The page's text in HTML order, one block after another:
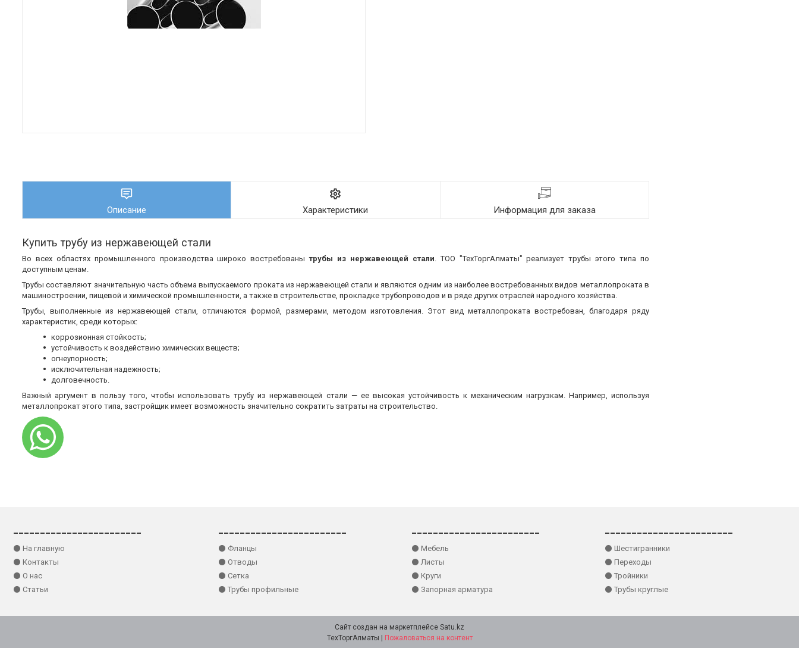
Описание Характеристики Информация для заказа
Купить трубу из нержавеющей стали
Во всех областях промышленного производства широко востребованытрубы из нержавеющей стали. ТОО "ТехТоргАлматы" реализует трубы этого типа по
доступным ценам.
Трубы составляют значительную часть объема выпускаемого проката из нержавеющей стали и являются одним из наиболее востребованных видов металлопроката в
машиностроении, пищевой и химической промышленности, а также в строительстве, прокладке трубопроводов и в ряде других отраслей народного хозяйства.
Трубы, выполненные из нержавеющей стали, отличаются формой, размерами, методом изготовления. Этот вид металлопроката востребован, благодаря ряду
характеристик, среди которых:
коррозионная стойкость;
устойчивость к воздействию химических веществ;
огнеупорность;
исключительная надежность;
долговечность.
Важный аргумент в пользу того, чтобы использовать трубу из нержавеющей стали — ее высокая устойчивость к механическим нагрузкам. Например, используя
металлопрокат этого типа, застройщик имеет возможность значительно сократить затраты на строительство.
⚫ На главную
⚫ Контакты
⚫ О нас
⚫ Статьи
⚫ Фланцы
⚫ Отводы
⚫ Сетка
⚫ Трубы профильные
⚫ Мебель
⚫ Листы
⚫ Круги
⚫ Запорная арматура
⚫ Шестигранники
⚫ Переходы
⚫ Тройники
⚫ Трубы круглые
Сайт создан на маркетплейсе Satu.kz
Пожаловаться на контент